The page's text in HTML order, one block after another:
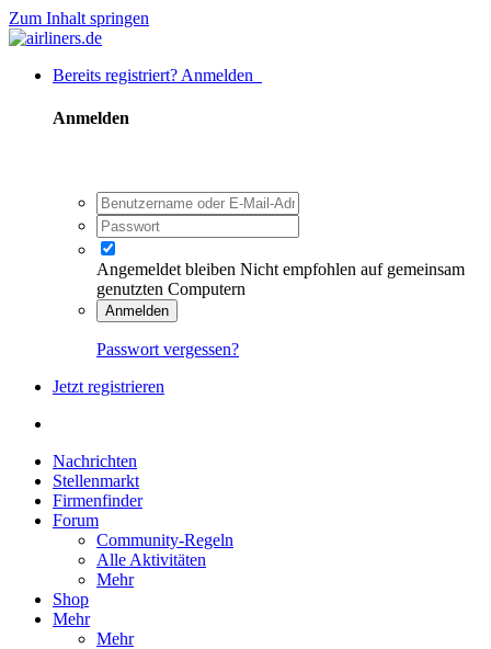
Zum Inhalt springen
Bereits registriert? Anmelden
Anmelden
Angemeldet bleiben Nicht empfohlen auf gemeinsam
genutzten Computern
Anmelden
Passwort vergessen?
Jetzt registrieren
Nachrichten
Stellenmarkt
Firmenfinder
Forum
Community-Regeln
Alle Aktivitäten
Mehr
Shop
Mehr
Mehr